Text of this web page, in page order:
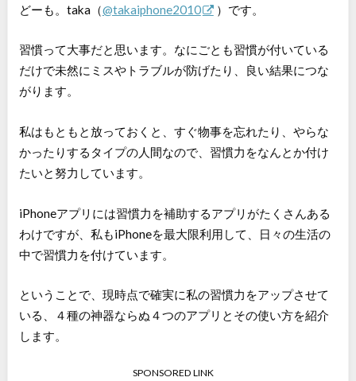
どーも。taka（@takaiphone2010 ）です。
習慣って大事だと思います。なにごとも習慣が付いている
だけで未然にミスやトラブルが防げたり、良い結果につな
がります。
私はもともと放っておくと、すぐ物事を忘れたり、やらな
かったりするタイプの人間なので、習慣力をなんとか付け
たいと努力しています。
iPhoneアプリには習慣力を補助するアプリがたくさんある
わけですが、私もiPhoneを最大限利用して、日々の生活の
中で習慣力を付けています。
ということで、現時点で確実に私の習慣力をアップさせて
いる、４種の神器ならぬ４つのアプリとその使い方を紹介
します。
SPONSORED LINK